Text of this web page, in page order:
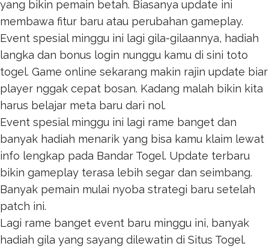
yang bikin pemain betah. Biasanya update ini
membawa fitur baru atau perubahan gameplay.
Event spesial minggu ini lagi gila-gilaannya, hadiah
langka dan bonus login nunggu kamu di sini toto
togel. Game online sekarang makin rajin update biar
player nggak cepat bosan. Kadang malah bikin kita
harus belajar meta baru dari nol.
Event spesial minggu ini lagi rame banget dan
banyak hadiah menarik yang bisa kamu klaim lewat
info lengkap pada Bandar Togel. Update terbaru
bikin gameplay terasa lebih segar dan seimbang.
Banyak pemain mulai nyoba strategi baru setelah
patch ini.
Lagi rame banget event baru minggu ini, banyak
hadiah gila yang sayang dilewatin di Situs Togel.